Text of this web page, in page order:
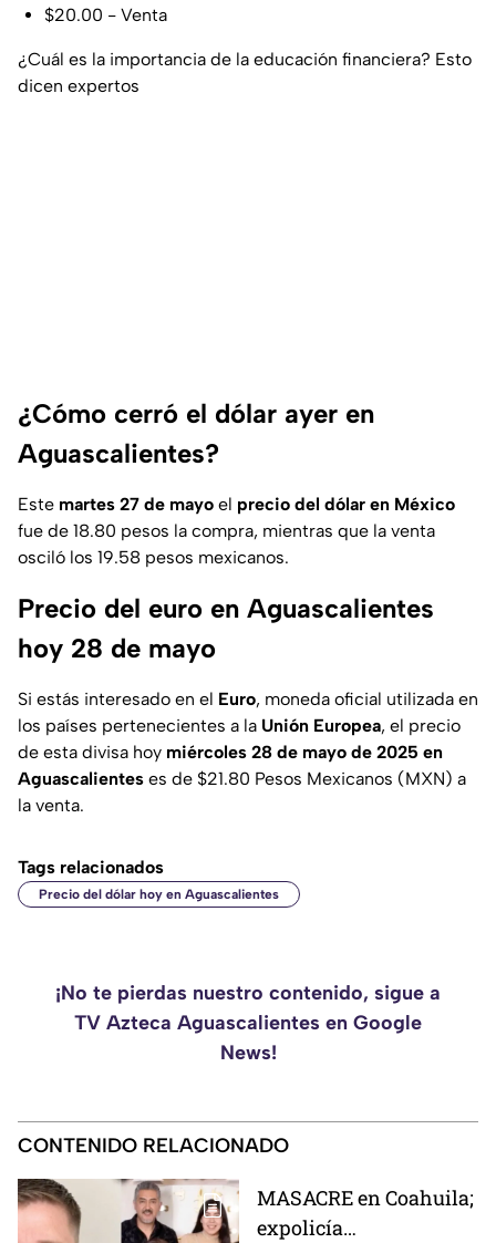
$20.00 - Venta
¿Cuál es la importancia de la educación financiera? Esto
dicen expertos
¿Cómo cerró el dólar ayer en
Aguascalientes?
Este martes 27 de mayo el precio del dólar en México
fue de 18.80 pesos la compra, mientras que la venta
osciló los 19.58 pesos mexicanos.
Precio del euro en Aguascalientes
hoy 28 de mayo
Si estás interesado en el Euro, moneda oficial utilizada en
los países pertenecientes a la Unión Europea, el precio
de esta divisa hoy miércoles 28 de mayo de 2025 en
Aguascalientes es de $21.80 Pesos Mexicanos (MXN) a
la venta.
Tags relacionados
Precio del dólar hoy en Aguascalientes
¡No te pierdas nuestro contenido, sigue a
TV Azteca Aguascalientes en Google
News!
CONTENIDO RELACIONADO
MASACRE en Coahuila;
expolicía